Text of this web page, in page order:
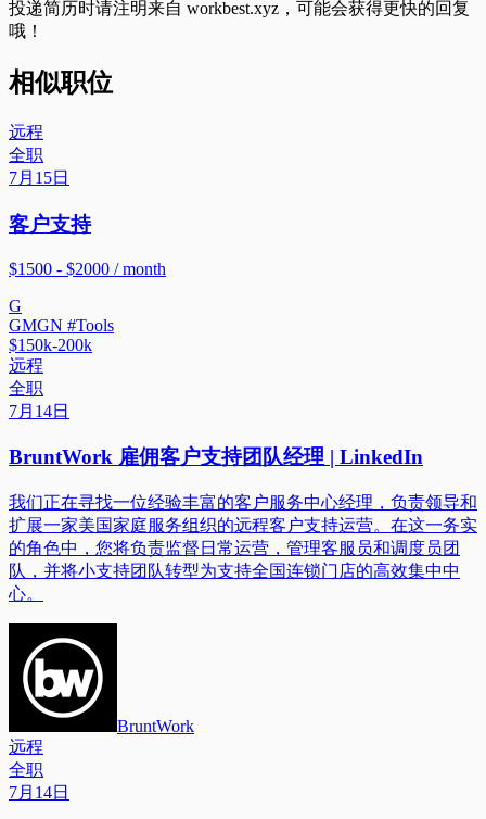
投递简历时请注明来自 workbest.xyz ，可能会获得更快的回复
哦！
相似职位
远程
全职
7月15日
客户支持
$1500 - $2000 / month
G
GMGN #Tools
$150k-200k
远程
全职
7月14日
BruntWork 雇佣客户支持团队经理 | LinkedIn
我们正在寻找一位经验丰富的客户服务中心经理，负责领导和
扩展一家美国家庭服务组织的远程客户支持运营。在这一务实
的角色中，您将负责监督日常运营，管理客服员和调度员团
队，并将小支持团队转型为支持全国连锁门店的高效集中中
心。
BruntWork
远程
全职
7月14日